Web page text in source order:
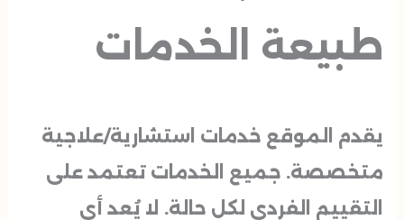
طبيعة الخدمات
يقدم الموقع خدمات استشارية/علاجية
متخصصة. جميع الخدمات تعتمد على
التقييم الفردي لكل حالة. لا يُعد أي